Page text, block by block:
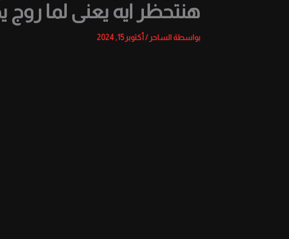
هنتحظر ايه يعنى لما
بواسطة الساحر/أكتوبر 15, 2024